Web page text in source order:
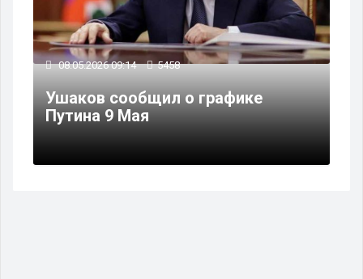
08.05.2026 09:14 5458
Ушаков сообщил о графике
Путина 9 Мая